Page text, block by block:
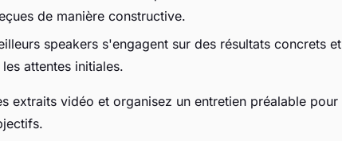
de manière constructive.
speakers s'engagent sur des résultats concrets et
attentes initiales.
extraits vidéo et organisez un entretien préalable pour